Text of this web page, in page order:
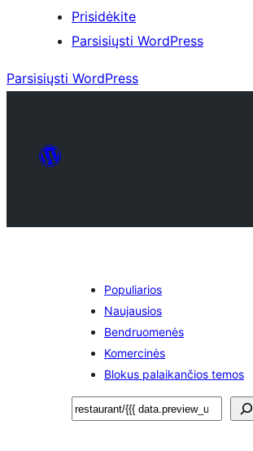
Prisidėkite
Parsisiųsti WordPress
Parsisiųsti WordPress
Populiarios
Naujausios
Bendruomenės
Komercinės
Blokus palaikančios temos
Paieška